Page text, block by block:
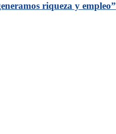
riqueza y empleo”